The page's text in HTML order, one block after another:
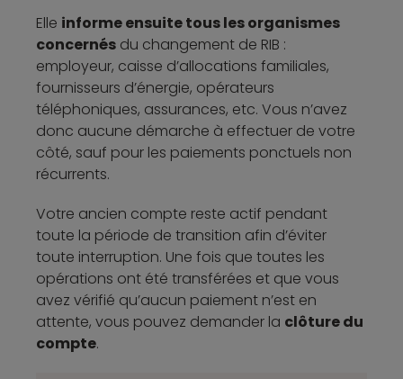
Elle informe ensuite tous les organismes
concernés du changement de RIB :
employeur, caisse d’allocations familiales,
fournisseurs d’énergie, opérateurs
téléphoniques, assurances, etc. Vous n’avez
donc aucune démarche à effectuer de votre
côté, sauf pour les paiements ponctuels non
récurrents.
Votre ancien compte reste actif pendant
toute la période de transition afin d’éviter
toute interruption. Une fois que toutes les
opérations ont été transférées et que vous
avez vérifié qu’aucun paiement n’est en
attente, vous pouvez demander la clôture du
compte.